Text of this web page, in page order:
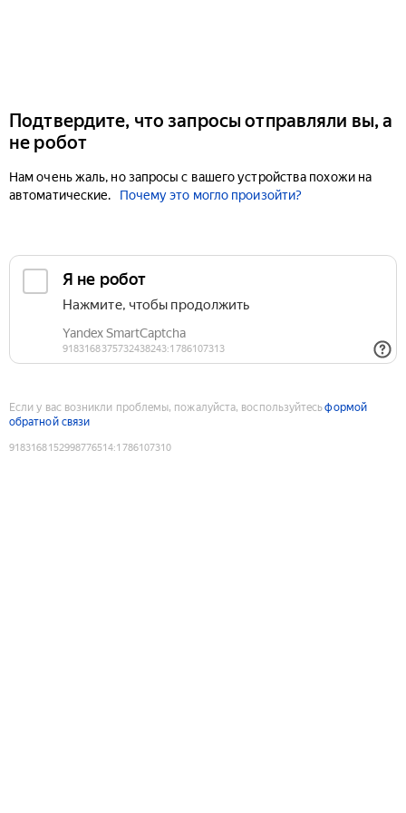
Подтвердите, что запросы отправляли вы, а
не робот
Нам очень жаль, но запросы с вашего устройства похожи на
автоматические.
Почему это могло произойти?
Если у вас возникли проблемы, пожалуйста, воспользуйтесьформой
обратной связи
9183168152998776514:1786107310